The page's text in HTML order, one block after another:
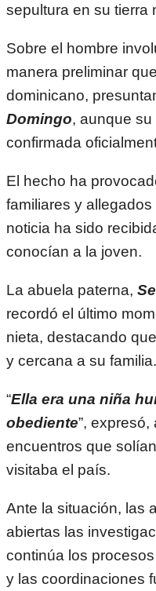
sepultura en su tierra
Sobre el hombre
manera preliminar
dominicano,
Domingo, aunque
confirmada
El hecho ha
familiares y
noticia ha sido
conocían a la joven.
La abuela paterna,
recordó el último
nieta, destacando
y cercana a su familia.
“Ella era una niña
obediente”, expresó,
encuentros que
visitaba el país.
Ante la situación, las
abiertas las
continúa los
y las coordinaciones